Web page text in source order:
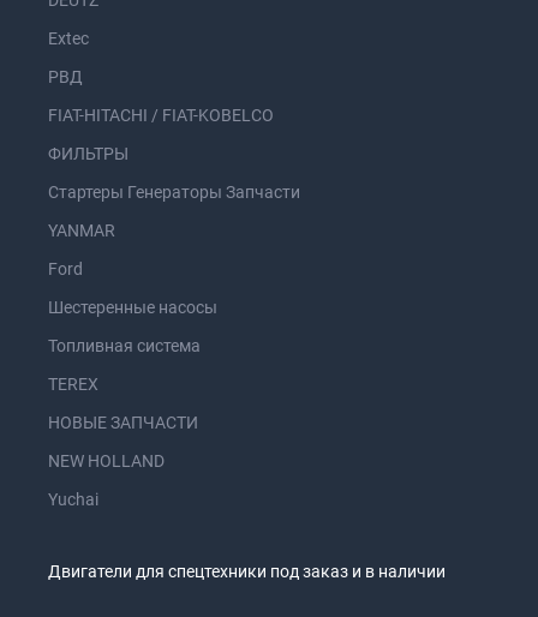
Extec
РВД
FIAT-HITACHI / FIAT-KOBELCO
ФИЛЬТРЫ
Стартеры Генераторы Запчасти
YANMAR
Ford
Шестеренные насосы
Топливная система
TEREX
НОВЫЕ ЗАПЧАСТИ
NEW HOLLAND
Yuchai
Двигатели для спецтехники под заказ и в наличии